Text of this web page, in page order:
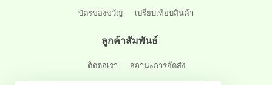
บัตรของขวัญ
เปรียบเทียบสินค้า
ลูกค้าสัมพันธ์
ติดต่อเรา สถานะการจัดส่ง